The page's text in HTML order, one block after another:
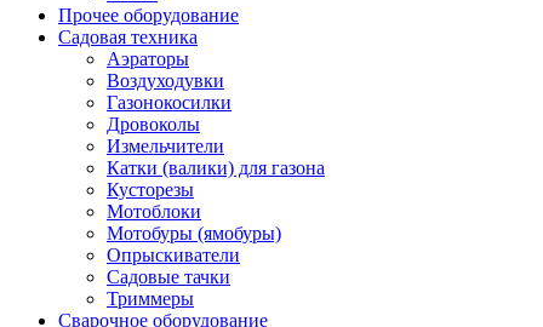
Прочее оборудование
Садовая техника
Аэраторы
Воздуходувки
Газонокосилки
Дровоколы
Измельчители
Катки (валики) для газона
Кусторезы
Мотоблоки
Мотобуры (ямобуры)
Опрыскиватели
Садовые тачки
Триммеры
Сварочное оборудование